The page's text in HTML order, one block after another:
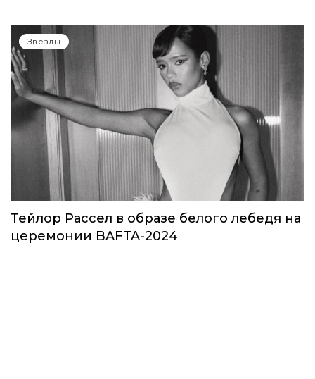
Звёзды
Тейлор Рассел в образе белого лебедя на
церемонии BAFTA-2024